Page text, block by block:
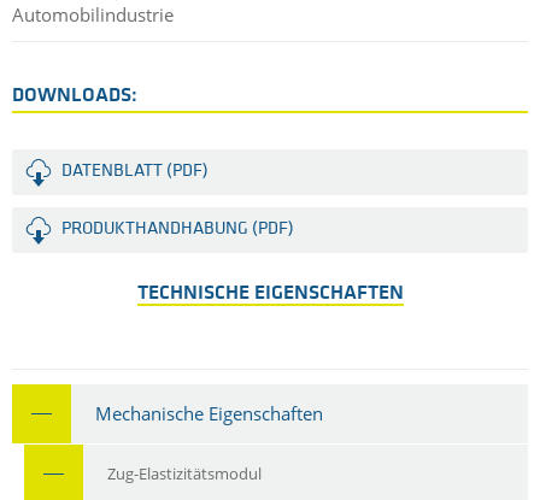
Automobilindustrie
DOWNLOADS:
DATENBLATT (PDF)
PRODUKTHANDHABUNG (PDF)
TECHNISCHE EIGENSCHAFTEN
Mechanische Eigenschaften
Zug-Elastizitätsmodul